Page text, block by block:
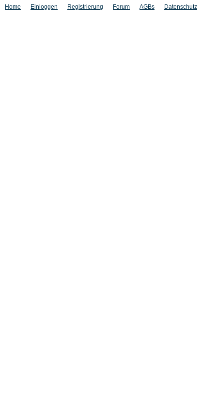
Home
Einloggen Registrierung Forum AGBs Datenschutz